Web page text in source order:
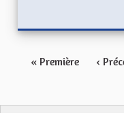
« Première ‹